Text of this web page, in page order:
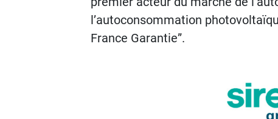
l’autoconsommation
France Garantie”.